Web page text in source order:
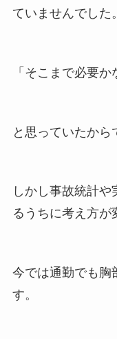
ていませんでした。
「そこまで必要か
と思っていたから
しかし事故統計
るうちに考え方が
今では通勤でも胸
す。